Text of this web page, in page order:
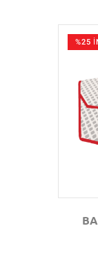
%25